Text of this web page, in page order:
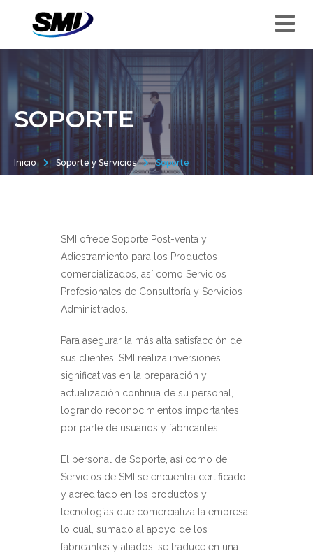
SOPORTE
Inicio Soporte y Servicios Soporte
SMI ofrece Soporte Post-venta y
Adiestramiento para los Productos
comercializados, así como Servicios
Profesionales de Consultoría y Servicios
Administrados.
Para asegurar la más alta satisfacción de
sus clientes, SMI realiza inversiones
significativas en la preparación y
actualización continua de su personal,
logrando reconocimientos importantes
por parte de usuarios y fabricantes.
El personal de Soporte, así como de
Servicios de SMI se encuentra certificado
y acreditado en los productos y
tecnologías que comercializa la empresa,
lo cual, sumado al apoyo de los
fabricantes y aliados, se traduce en una